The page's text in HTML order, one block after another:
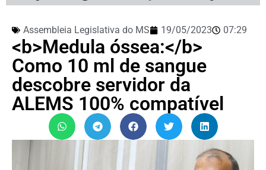
Assembleia Legislativa do MS 19/05/2023 07:29
<b>Medula óssea:</b>
Como 10 ml de sangue
descobre servidor da
ALEMS 100% compatível